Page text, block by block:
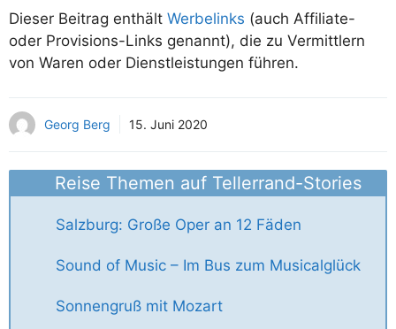
Dieser Beitrag enthält Werbelinks (auch Affiliate-
oder Provisions-Links genannt), die zu Vermittlern
von Waren oder Dienstleistungen führen.
Georg Berg 15. Juni 2020
Reise Themen auf Tellerrand-Stories
Salzburg: Große Oper an 12 Fäden
Sound of Music – Im Bus zum Musicalglück
Sonnengruß mit Mozart